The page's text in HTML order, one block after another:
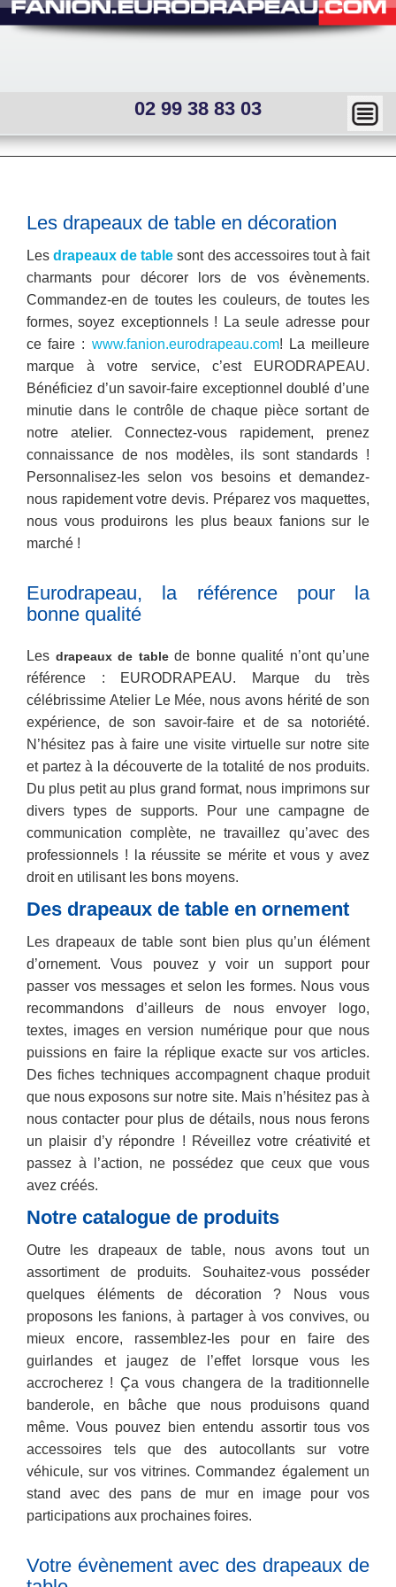
02 99 38 83 03
Ma
squ
me
nu
Sous
interne
Les drapeaux de table en décoration
Lesdrapeaux de table sont des accessoires tout à fait
charmants pour décorer lors de vos évènements.
Commandez-en de toutes les couleurs, de toutes les
formes, soyez exceptionnels ! La seule adresse pour
ce faire : www.fanion.eurodrapeau.com! La meilleure
marque à votre service, c’est EURODRAPEAU.
Bénéficiez d’un savoir-faire exceptionnel doublé d’une
minutie dans le contrôle de chaque pièce sortant de
notre atelier. Connectez-vous rapidement, prenez
connaissance de nos modèles, ils sont standards !
Personnalisez-les selon vos besoins et demandez-
nous rapidement votre devis. Préparez vos maquettes,
nous vous produirons les plus beaux fanions sur le
marché !
Eurodrapeau, la référence pour la
bonne qualité
Les drapeaux de tablede bonne qualité n’ont qu’une
référence : EURODRAPEAU. Marque du très
célébrissime Atelier Le Mée, nous avons hérité de son
expérience, de son savoir-faire et de sa notoriété.
N’hésitez pas à faire une visite virtuelle sur notre site
et partez à la découverte de la totalité de nos produits.
Du plus petit au plus grand format, nous imprimons sur
divers types de supports. Pour une campagne de
communication complète, ne travaillez qu’avec des
professionnels ! la réussite se mérite et vous y avez
droit en utilisant les bons moyens.
Des drapeaux de table en ornement
Les drapeaux de table sont bien plus qu’un élément
d’ornement. Vous pouvez y voir un support pour
passer vos messages et selon les formes. Nous vous
recommandons d’ailleurs de nous envoyer logo,
textes, images en version numérique pour que nous
puissions en faire la réplique exacte sur vos articles.
Des fiches techniques accompagnent chaque produit
que nous exposons sur notre site. Mais n’hésitez pas à
nous contacter pour plus de détails, nous nous ferons
un plaisir d’y répondre ! Réveillez votre créativité et
passez à l’action, ne possédez que ceux que vous
avez créés.
Notre catalogue de produits
Outre les drapeaux de table, nous avons tout un
assortiment de produits. Souhaitez-vous posséder
quelques éléments de décoration ? Nous vous
proposons les fanions, à partager à vos convives, ou
mieux encore, rassemblez-les pour en faire des
guirlandes et jaugez de l’effet lorsque vous les
accrocherez ! Ça vous changera de la traditionnelle
banderole, en bâche que nous produisons quand
même. Vous pouvez bien entendu assortir tous vos
accessoires tels que des autocollants sur votre
véhicule, sur vos vitrines. Commandez également un
stand avec des pans de mur en image pour vos
participations aux prochaines foires.
Votre évènement avec des drapeaux de